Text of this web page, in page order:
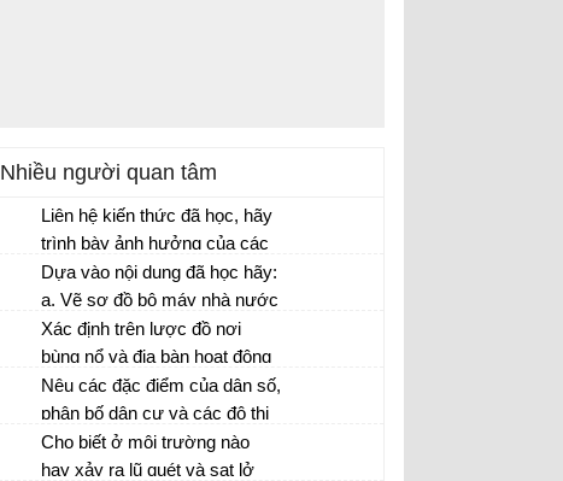
Nhiều người quan tâm
Liên hệ kiến thức đã học, hãy
trình bày ảnh hưởng của các
cuộc phát kiến địa lí đối với
lịch sử nhập cư đến nay.
Dựa vào nội dung đã học hãy:
a. Vẽ sơ đồ bộ máy nhà nước
thời Lê sơ b. Thông qua sơ đồ
nên nhận xét về nhà nước
thời Lê sơ so với nhà nước
thời Trần
Xác định trên lược đồ nơi
bùng nổ và địa bàn hoạt động
của nghĩa quân Tây Sơn trong
những năm đầu khởi nghĩa
Nêu các đặc điểm của dân số,
phân bố dân cư và các đô thị
hóa ở châu Âu
Cho biết ở môi trường nào
hay xảy ra lũ quét và sạt lở